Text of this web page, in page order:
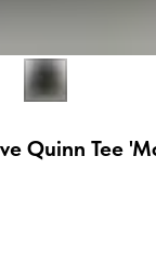
Quinn Tee